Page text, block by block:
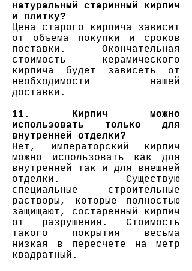
натуральный старинный кирпич
и плитку?
Цена старого кирпича зависит
от объема покупки и сроков
поставки. Окончательная
стоимость керамического
кирпича будет зависеть от
необходимости нашей
доставки.
11. Кирпич можно
использовать только для
внутренней отделки?
Нет, императорский кирпич
можно использовать как для
внутренней так и для внешней
отделки. Существую
специальные строительные
растворы, которые полностью
защищают, состаренный кирпич
от разрушения. Стоимость
такого покрытия весьма
низкая в пересчете на метр
квадратный.